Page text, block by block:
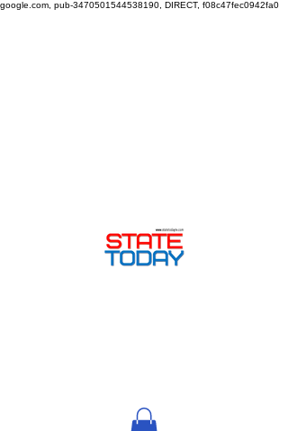
google.com, pub-3470501544538190, DIRECT, f08c47fec0942fa0